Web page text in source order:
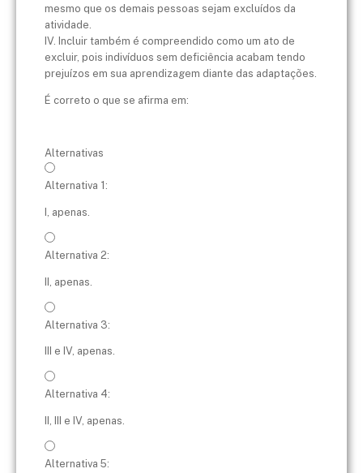
mesmo que os demais pessoas sejam excluídos da
atividade.
IV. Incluir também é compreendido como um ato de
excluir, pois indivíduos sem deficiência acabam tendo
prejuízos em sua aprendizagem diante das adaptações.
É correto o que se afirma em:
Alternativas
Alternativa 1:
I, apenas.
Alternativa 2:
II, apenas.
Alternativa 3:
III e IV, apenas.
Alternativa 4:
II, III e IV, apenas.
Alternativa 5: